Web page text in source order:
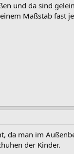
und da sind
Maßstab fast
da man im
der Kinder.